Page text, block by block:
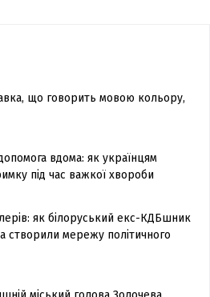
що говорить мовою кольору,
вдома: як українцям
під час важкої хвороби
як білоруський екс-КДБшник
створили мережу політичного